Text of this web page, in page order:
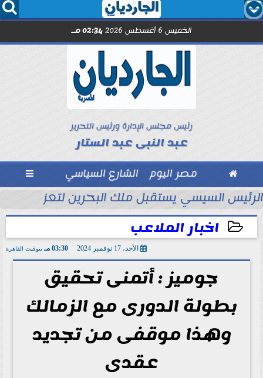
  
الخميس 6 أغسطس 2026 02:34 مـ
رئيس مجلس الإدارة ورئيس التحرير
عبد النبى عبد الستار
 مصر اليوم الشارع السياسي 
السكندري فى الأسبوع الأول
الرئيس السيسي يستقبل ملك البحرين لتعزيز
اخبار الملاعب
الأحد، 17 نوفمبر 2024 03:30 مـ بتوقيت القاهرة
جوميز : أتمنى تحقيق
بطولة الدورى مع الزمالك
وهذا موقفى من تجديد
عقدى